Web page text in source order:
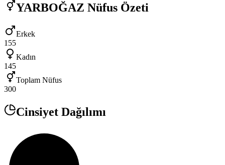
YARBOĞAZ Nüfus Özeti
Erkek
155
Kadın
145
Toplam Nüfus
300
Cinsiyet Dağılımı